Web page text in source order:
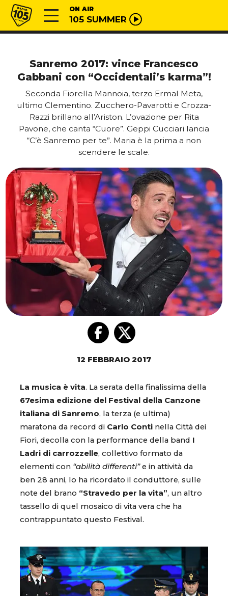
Vai al contenuto
Radio 105 ON AIR
105 SUMMER
Sanremo 2017: vince Francesco
Gabbani con “Occidentali’s karma”!
Seconda Fiorella Mannoia, terzo Ermal Meta,
ultimo Clementino. Zucchero-Pavarotti e Crozza-
Razzi brillano all’Ariston. L’ovazione per Rita
Pavone, che canta “Cuore”. Geppi Cucciari lancia
“C’è Sanremo per te”. Maria è la prima a non
scendere le scale.
12 FEBBRAIO 2017
La musica è vita. La serata della finalissima della
67esima edizione del Festival della Canzone
italiana di Sanremo, la terza (e ultima)
maratona da record di Carlo Conti nella Città dei
Fiori, decolla con la performance della band I
Ladri di carrozzelle, collettivo formato da
elementi con “abilità differenti”e in attività da
ben 28 anni, lo ha ricordato il conduttore, sulle
note del brano “Stravedo per la vita”, un altro
tassello di quel mosaico di vita vera che ha
contrappuntato questo Festival.